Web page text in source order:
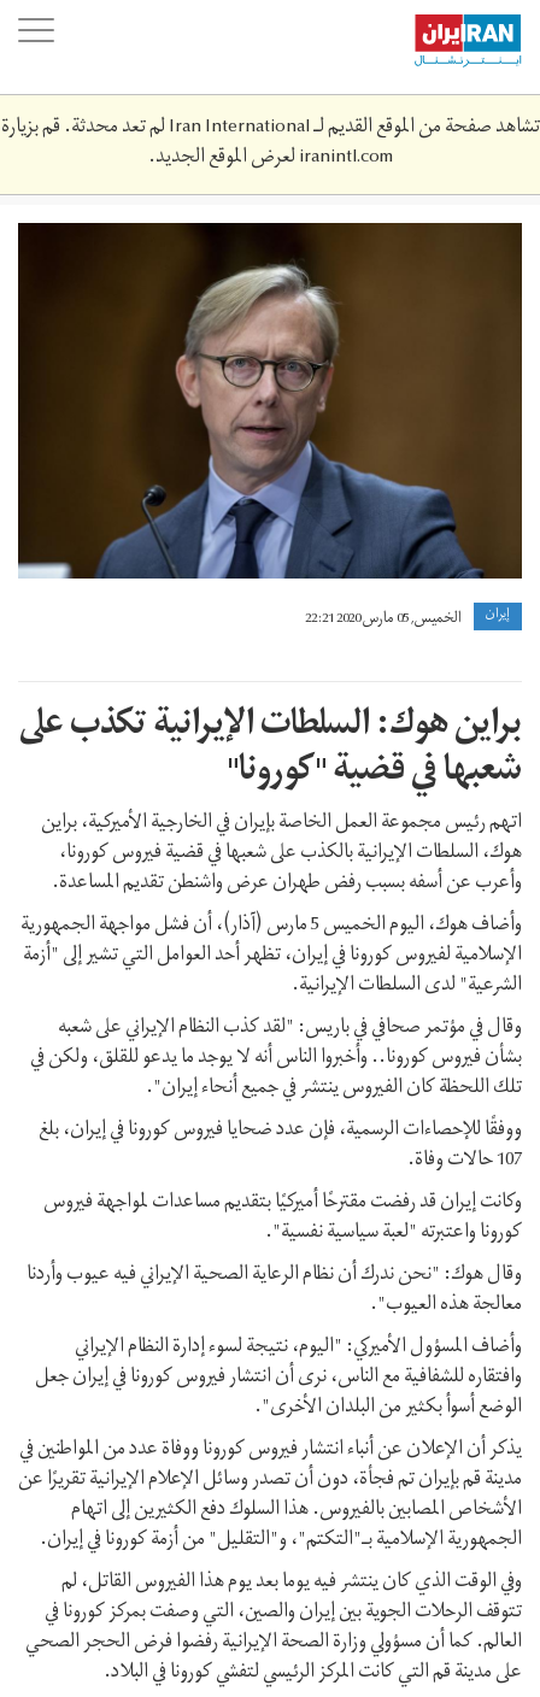
Skip
main
content
تشاهد صفحة من الموقع القديم لـ Iran International لم تعد محدثة. قم بزيارة
iranintl.comلعرض الموقع الجديد.
hook.jpg
إيران الخميس, 05 مارس 2020 22:21
براين هوك: السلطات الإيرانية تكذب على
شعبها في قضية "كورونا"
اتهم رئيس مجموعة العمل الخاصة بإيران في الخارجية الأميركية، براين
هوك، السلطات الإيرانية بالكذب على شعبها في قضية فيروس كورونا،
وأعرب عن أسفه بسبب رفض طهران عرض واشنطن تقديم المساعدة.
وأضاف هوك، اليوم الخميس 5 مارس (آذار)، أن فشل مواجهة الجمهورية
الإسلامية لفيروس كورونا في إيران، تظهر أحد العوامل التي تشير إلى "أزمة
الشرعية" لدى السلطات الإيرانية.
وقال في مؤتمر صحافي في باريس: "لقد كذب النظام الإيراني على شعبه
بشأن فيروس كورونا.. وأخبروا الناس أنه لا يوجد ما يدعو للقلق، ولكن في
تلك اللحظة كان الفيروس ينتشر في جميع أنحاء إيران".
ووفقًا للإحصاءات الرسمية، فإن عدد ضحايا فيروس كورونا في إيران، بلغ
107 حالات وفاة.
وكانت إيران قد رفضت مقترحًا أميركيًا بتقديم مساعدات لمواجهة فيروس
كورونا واعتبرته "لعبة سياسية نفسية".
وقال هوك: "نحن ندرك أن نظام الرعاية الصحية الإيراني فيه عيوب وأردنا
معالجة هذه العيوب".
وأضاف المسؤول الأميركي: "اليوم، نتيجة لسوء إدارة النظام الإيراني
وافتقاره للشفافية مع الناس، نرى أن انتشار فيروس كورونا في إيران جعل
الوضع أسوأ بكثير من البلدان الأخرى".
يذكر أن الإعلان عن أنباء انتشار فيروس كورونا ووفاة عدد من المواطنين في
مدينة قم بإيران تم فجأة، دون أن تصدر وسائل الإعلام الإيرانية تقريرًا عن
الأشخاص المصابين بالفيروس. هذا السلوك دفع الكثيرين إلى اتهام
الجمهورية الإسلامية بـ"التكتم"، و"التقليل" من أزمة كورونا في إيران.
وفي الوقت الذي كان ينتشر فيه يوما بعد يوم هذا الفيروس القاتل، لم
تتوقف الرحلات الجوية بين إيران والصين، التي وصفت بمركز كورونا في
العالم. كما أن مسؤولي وزارة الصحة الإيرانية رفضوا فرض الحجر الصحي
على مدينة قم التي كانت المركز الرئيسي لتفشي كورونا في البلاد.